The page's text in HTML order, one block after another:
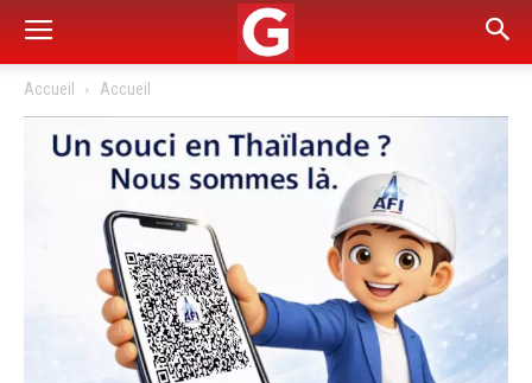
Accueil Accueil